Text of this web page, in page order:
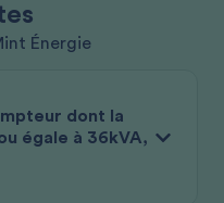
Énergie
dont la
égale à 36kVA,